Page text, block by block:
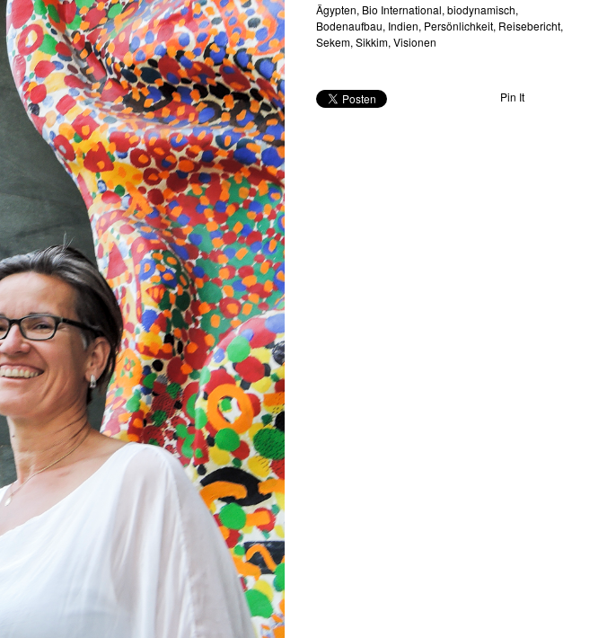
Ägypten, Bio International, biodynamisch,
Bodenaufbau, Indien, Persönlichkeit, Reisebericht,
Sekem, Sikkim, Visionen
Pin It